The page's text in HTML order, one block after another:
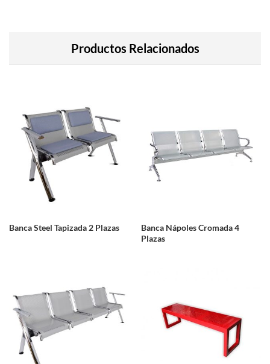
Productos Relacionados
Banca Steel Tapizada 2 Plazas
Banca Nápoles Cromada 4
Plazas